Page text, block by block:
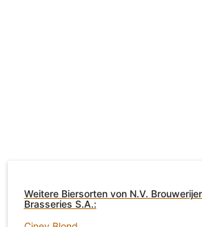
Weitere Biersorten von N.V.
Brasseries S.A.: